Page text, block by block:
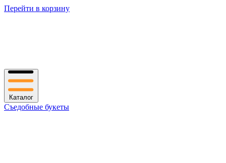
Перейти в корзину
Каталог
Съедобные букеты